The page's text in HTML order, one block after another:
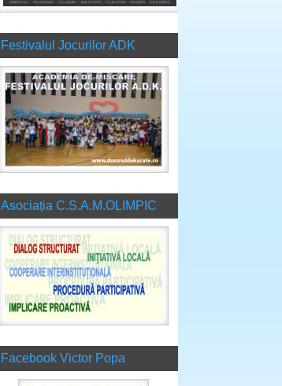
Festivalul Jocurilor ADK
Asociația C.S.A.M.OLIMPIC
Facebook Victor Popa